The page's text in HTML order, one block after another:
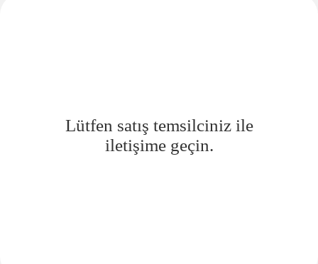
Lütfen satış temsilciniz ile
iletişime geçin.